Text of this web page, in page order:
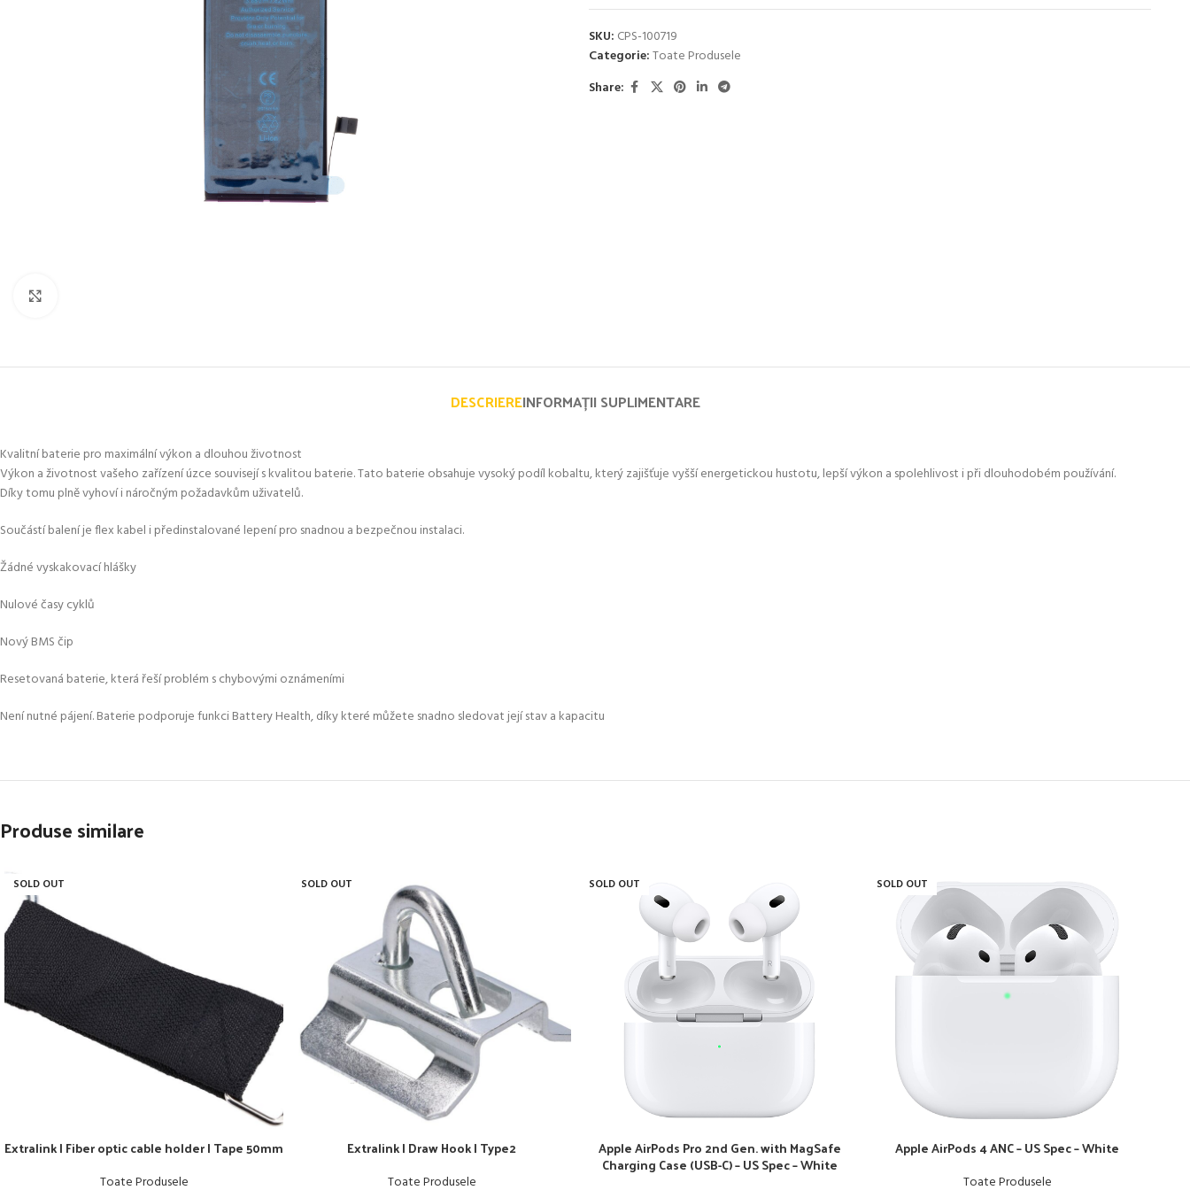
SKU: CPS-100719
Categorie:Toate Produsele
Share:
DESCRIEREINFORMAȚII SUPLIMENTARE
Kvalitní baterie pro maximální výkon a dlouhou životnost
Výkon a životnost vašeho zařízení úzce souvisejí s kvalitou baterie. Tato baterie obsahuje vysoký podíl kobaltu, který zajišťuje vyšší energetickou hustotu, lepší výkon a spolehlivost i při dlouhodobém používání.
Díky tomu plně vyhoví i náročným požadavkům uživatelů.
Součástí balení je flex kabel i předinstalované lepení pro snadnou a bezpečnou instalaci.
Žádné vyskakovací hlášky
Nulové časy cyklů
Nový BMS čip
Resetovaná baterie, která řeší problém s chybovými oznámeními
Není nutné pájení. Baterie podporuje funkci Battery Health, díky které můžete snadno sledovat její stav a kapacitu
Produse similare
SOLD OUT
Extralink | Fiber optic cable holder | Tape 50mm
Toate Produsele
SOLD OUT
Extralink | Draw Hook | Type2
Toate Produsele
SOLD OUT
Apple AirPods Pro 2nd Gen. with MagSafe
Charging Case (USB-C) – US Spec – White
SOLD OUT
Apple AirPods 4 ANC – US Spec – White
Toate Produsele